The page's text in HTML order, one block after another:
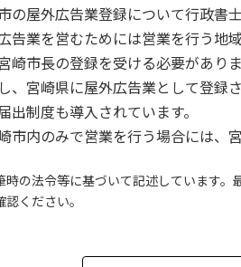
新
日
:
の屋外広告業登録について行政書士
告業を営むためには営業を行う地
崎市長の登録を受ける必要がありま
、宮崎県に屋外広告業として登録
出制度も導入されています。
崎市内のみで営業を行う場合には、
の法令等に基づいて記述しています。
認ください。